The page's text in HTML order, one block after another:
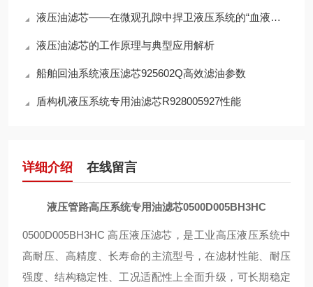
液压油滤芯——在微观孔隙中捍卫液压系统的“血液纯净”
液压油滤芯的工作原理与典型应用解析
船舶回油系统液压滤芯925602Q高效滤油参数
盾构机液压系统专用油滤芯R928005927性能
详细介绍 在线留言
液压管路高压系统专用油滤芯0500D005BH3HC
0500D005BH3HC 高压液压滤芯，是工业高压液压系统中
高耐压、高精度、长寿命的主流型号，在滤材性能、耐压
强度、结构稳定性、工况适配性上全面升级，可长期稳定